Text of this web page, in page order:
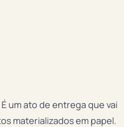
um ato de entrega que vai
materializados em papel.